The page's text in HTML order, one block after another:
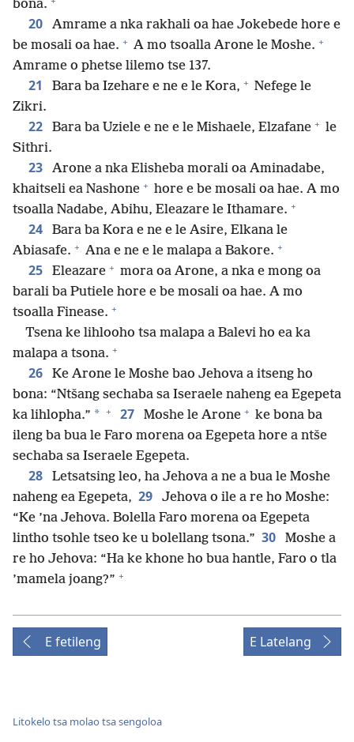
bona.
20
Amrame a nka rakhali oa hae Jokebede hore e
be mosali oa hae. + A mo tsoalla Arone le Moshe. +
Amrame o phetse lilemo tse 137.
21 Bara ba Izehare e ne e le Kora, + Nefege le
Zikri.
22 Bara ba Uziele e ne e le Mishaele, Elzafane + le
Sithri.
23
Arone a nka Elisheba morali oa Aminadabe,
khaitseli ea Nashone + hore e be mosali oa hae. A mo
tsoalla Nadabe, Abihu, Eleazare le Ithamare. +
24
Bara ba Kora e ne e le Asire, Elkana le
Abiasafe. + Ana e ne e le malapa a Bakore. +
25 Eleazare + mora oa Arone, a nka e mong oa
barali ba Putiele hore e be mosali oa hae. A mo
tsoalla Finease. +
Tsena ke lihlooho tsa malapa a Balevi ho ea ka
malapa a tsona. +
26
Ke Arone le Moshe bao Jehova a itseng ho
bona: “Ntšang sechaba sa Iseraele naheng ea Egepeta
ka lihlopha.” * + 27 Moshe le Arone + ke bona ba
ileng ba bua le Faro morena oa Egepeta hore a ntše
sechaba sa Iseraele Egepeta.
28
Letsatsing leo, ha Jehova a ne a bua le Moshe
naheng ea Egepeta, 29
Jehova o ile a re ho Moshe:
“Ke ’na Jehova. Bolella Faro morena oa Egepeta
lintho tsohle tseo ke u bolellang tsona.” 30
Moshe a
re ho Jehova: “Ha ke khone ho bua hantle, Faro o tla
’mamela joang?” +
E fetileng E Latelang
Litokelo tsa molao tsa sengoloa